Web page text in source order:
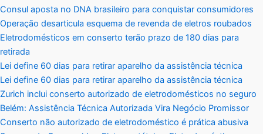
Consul aposta no DNA brasileiro para conquistar consumidores
Operação desarticula esquema de revenda de eletros roubados
Eletrodomésticos em conserto terão prazo de 180 dias para
retirada
Lei define 60 dias para retirar aparelho da assistência técnica
Lei define 60 dias para retirar aparelho da assistência técnica
Zurich inclui conserto autorizado de eletrodomésticos no seguro
Belém: Assistência Técnica Autorizada Vira Negócio Promissor
Conserto não autorizado de eletrodoméstico é prática abusiva